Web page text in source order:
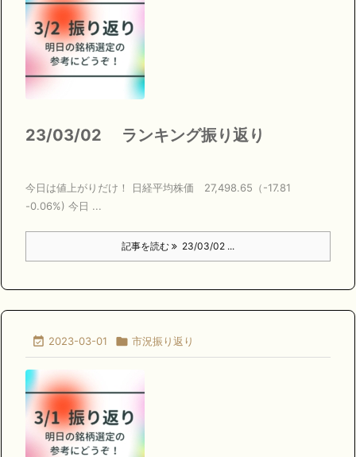
23/03/02 ランキング振り返り
今日は値上がりだけ！ 日経平均株価 27,498.65（-17.81
-0.06%) 今日 ...
記事を読む 23/03/02 ...
 2023-03-01  市況振り返り